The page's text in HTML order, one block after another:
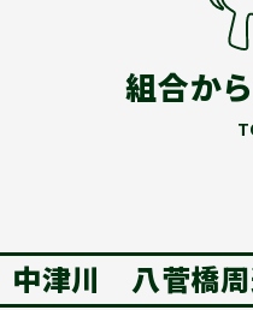
組合か
中津川 八菅橋